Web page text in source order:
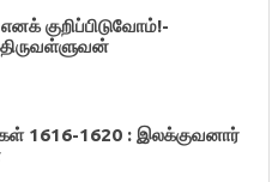
குறிப்பிடுவோம்!-
1616-1620 : இலக்குவனார்